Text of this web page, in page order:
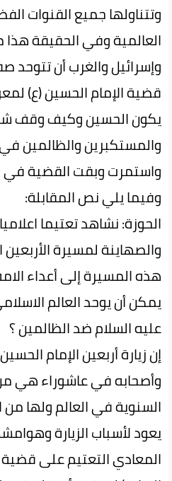
وتتناولها جميع القنوات
العالمية وفي الحقيقة هذا
وإسرائيل والغرب أن
قضية الإمام الحسين (ع)
يكون الحسين وكيف وقف
والمستكبرين والظالمين
واستمرت وبقت القضية في
وفیما یلي نص المقابلة:
الحوزة: نشاهد تعتيما
والصهاينة لمسيرة
هذه المسيرة إلى أعداء
يمکن أن يوحد العالم
عليه السلام ضد الظالمين ؟
إن زيارة أربعين الإمام
وأصحابه في عاشوراء هي
السنوية في العالم ولها
يعود لأسباب الزيارة
المعادي التعتيم على